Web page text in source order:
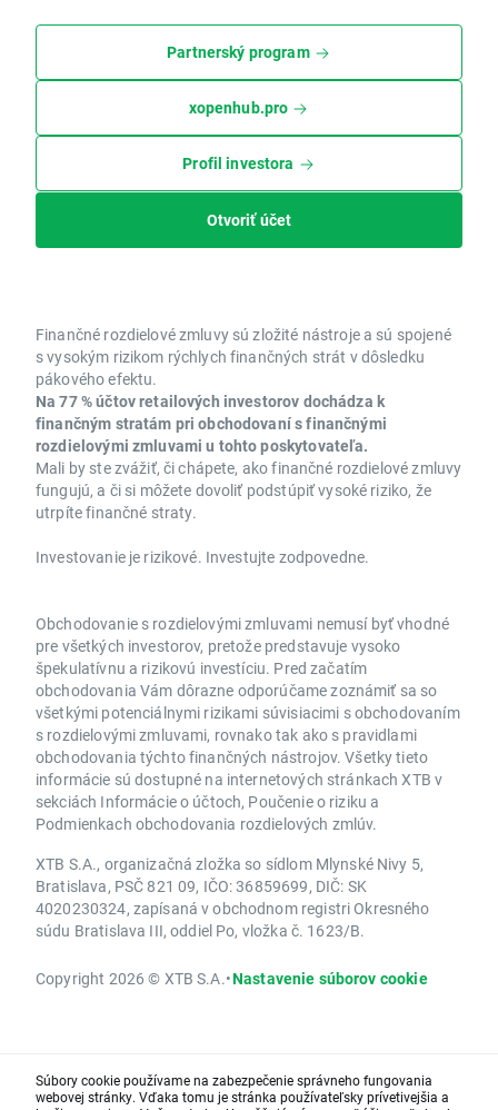
Partnerský program
xopenhub.pro
Profil investora
Otvoriť účet
Finančné rozdielové zmluvy sú zložité nástroje a sú spojené
s vysokým rizikom rýchlych finančných strát v dôsledku
pákového efektu.
Na 77 % účtov retailových investorov dochádza k
finančným stratám pri obchodovaní s finančnými
rozdielovými zmluvami u tohto poskytovateľa.
Mali by ste zvážiť, či chápete, ako finančné rozdielové zmluvy
fungujú, a či si môžete dovoliť podstúpiť vysoké riziko, že
utrpíte finančné straty.
Investovanie je rizikové. Investujte zodpovedne.
Obchodovanie s rozdielovými zmluvami nemusí byť vhodné
pre všetkých investorov, pretože predstavuje vysoko
špekulatívnu a rizikovú investíciu. Pred začatím
obchodovania Vám dôrazne odporúčame zoznámiť sa so
všetkými potenciálnymi rizikami súvisiacimi s obchodovaním
s rozdielovými zmluvami, rovnako tak ako s pravidlami
obchodovania týchto finančných nástrojov. Všetky tieto
informácie sú dostupné na internetových stránkach XTB v
sekciách Informácie o účtoch, Poučenie o riziku a
Podmienkach obchodovania rozdielových zmlúv.
XTB S.A., organizačná zložka so sídlom Mlynské Nivy 5,
Bratislava, PSČ 821 09, IČO: 36859699, DIČ: SK
4020230324, zapísaná v obchodnom registri Okresného
súdu Bratislava III, oddiel Po, vložka č. 1623/B.
Copyright 2026 © XTB S.A.•Nastavenie súborov cookie
Súbory cookie používame na zabezpečenie správneho fungovania
webovej stránky. Vďaka tomu je stránka používateľsky prívetivejšia a